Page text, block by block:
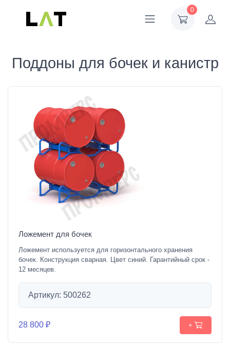
0
Поддоны для бочек и канистр
Ложемент для бочек
Ложемент используется для горизонтального хранения
бочек. Конструкция сварная. Цвет синий. Гарантийный срок -
12 месяцев.
Артикул: 500262
28 800 ₽ +